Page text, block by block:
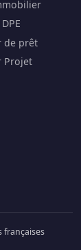
de prêt
Projet
françaises